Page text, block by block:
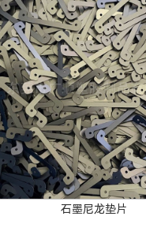
石墨尼龙垫片